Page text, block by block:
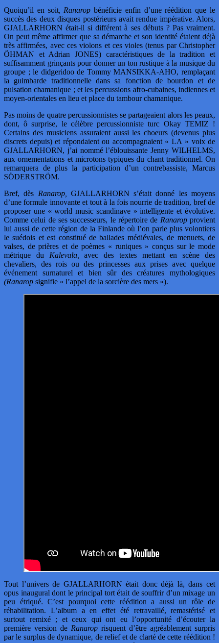
Quoiqu’il en soit, Ranarop bénéficie enfin d’une réédition que le
succès des deux disques postérieurs avait rendue impérative. Alors,
GJALLARHORN était-il si différent à ses débuts ? Pas vraiment.
On peut même affirmer que sa démarche et son identité étaient déjà
très affirmées, avec ces violons et ces violes (tenus par Christopher
ÖHMAN et Adrian JONES) caractéristiques de la tradition et
suffisamment grinçants pour donner un ton rustique à la musique du
groupe ; le didgeridoo de Tommy MANSIKKA-AHO, remplaçant
la guimbarde traditionnelle dans sa fonction de bourdon et de
pulsation chamanique ; et les percussions afro-cubaines, indiennes et
moyen-orientales en lieu et place du tambour chamanique.
Pas moins de quatre percussionnistes se partageaient alors les peaux,
dont, ô surprise, le célèbre percussionniste turc Okay TEMIZ !
Certains des musiciens assuraient aussi les choeurs (devenus plus
discrets depuis) et répondaient ou accompagnaient « LA » voix de
GJALLARHORN, j’ai nommé l’éblouissante Jenny WILHELMS,
aux ornementations et microtons typiques du chant traditionnel. On
remarquera de plus la participation d’un contrebassiste, Marcus
SÖDERSTRÖM.
Bref, dès Ranarop,
GJALLARHORN s’était donné les moyens
d’une formule innovante et tout à la fois nourrie de tradition, bref de
proposer une « world music scandinave » intelligente et évolutive.
Comme celui de ses successeurs, le répertoire de Ranaropprovient
lui aussi de cette région de la Finlande où l’on parle plus volontiers
le suédois et est constitué de ballades médiévales, de menuets, de
valses, de prières et de poèmes « runiques » conçus sur le mode
métrique du Kalevala,
avec des textes mettant en scène des
chevaliers, des rois ou des princesses aux prises avec quelque
événement surnaturel et bien sûr des créatures mythologiques
(Ranarop signifie « l’appel de la sorcière des mers »).
Tout l’univers de GJALLARHORN était donc déjà là, dans cet
opus inaugural dont le principal tort était de souffrir d’un mixage un
peu étriqué. C’est pourquoi cette réédition a aussi un rôle de
réhabilitation. L’album a en effet été retravaillé, remastérisé et
surtout remixé ; et ceux qui ont eu l’opportunité d’écouter la
première version de Ranarop risquent d’être agréablement surpris
par le surplus de dynamique, de relief et de clarté de cette réédition !